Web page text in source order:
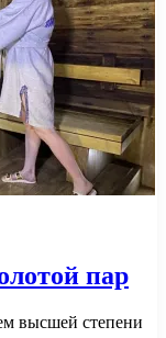
пар
высшей степени